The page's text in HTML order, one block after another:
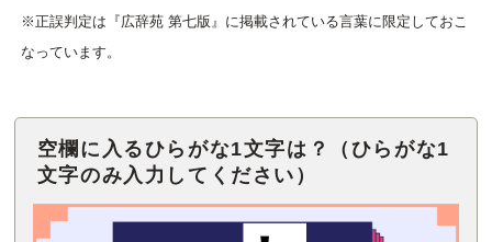
※正誤判定は『広辞苑 第七版』に掲載されている言葉に限定しておこ
なっています。
空欄に入るひらがな1文字は？（ひらがな1
文字のみ入力してください）